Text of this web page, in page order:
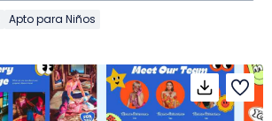
Apto para Niños